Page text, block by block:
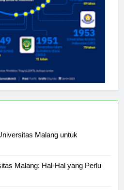
Malang untuk
Malang: Hal-Hal yang Perlu